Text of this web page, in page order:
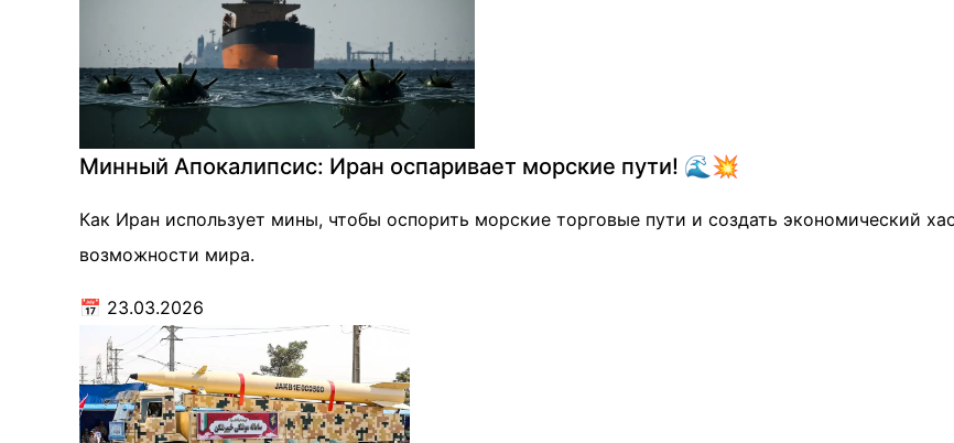
Минный Апокалипсис: Иран оспаривает морские пути! 🌊💥
Как Иран использует мины, чтобы оспорить морские торговые пути и создать экономический
возможности мира.
📅 23.03.2026